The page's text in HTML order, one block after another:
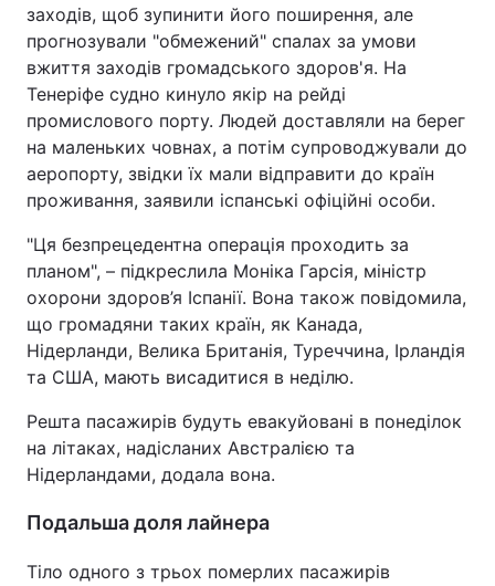
заходів, щоб зупинити його поширення, але
прогнозували "обмежений" спалах за умови
вжиття заходів громадського здоров'я. На
Тенеріфе судно кинуло якір на рейді
промислового порту. Людей доставляли на берег
на маленьких човнах, а потім супроводжували до
аеропорту, звідки їх мали відправити до країн
проживання, заявили іспанські офіційні особи.
"Ця безпрецедентна операція проходить за
планом", – підкреслила Моніка Гарсія, міністр
охорони здоров’я Іспанії. Вона також повідомила,
що громадяни таких країн, як Канада,
Нідерланди, Велика Британія, Туреччина, Ірландія
та США, мають висадитися в неділю.
Решта пасажирів будуть евакуйовані в понеділок
на літаках, надісланих Австралією та
Нідерландами, додала вона.
Подальша доля лайнера
Тіло одного з трьох померлих пасажирів